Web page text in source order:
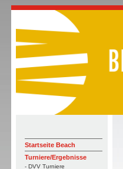
Startseite Beach
Turniere/Ergebnisse
- DVV Turniere